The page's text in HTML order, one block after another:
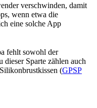
verschwinden, damit
wenn etwa die
eine solche App
fehlt sowohl der
Sparte zählen auch
(GPSP